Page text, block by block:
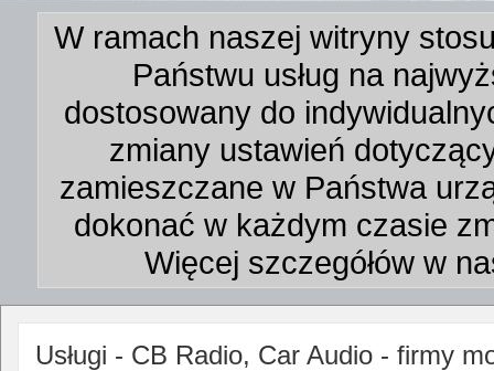
W ramach naszej witryny
Państwu usług na
dostosowany do
zmiany ustawień
zamieszczane w Państwa
dokonać w każdym czasie
Więcej szczegółów w
Usługi - CB Radio, Car Audio - firmy